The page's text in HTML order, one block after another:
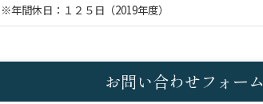
※年間休日：１２５日（2019年度）
お問い合わせフォーム